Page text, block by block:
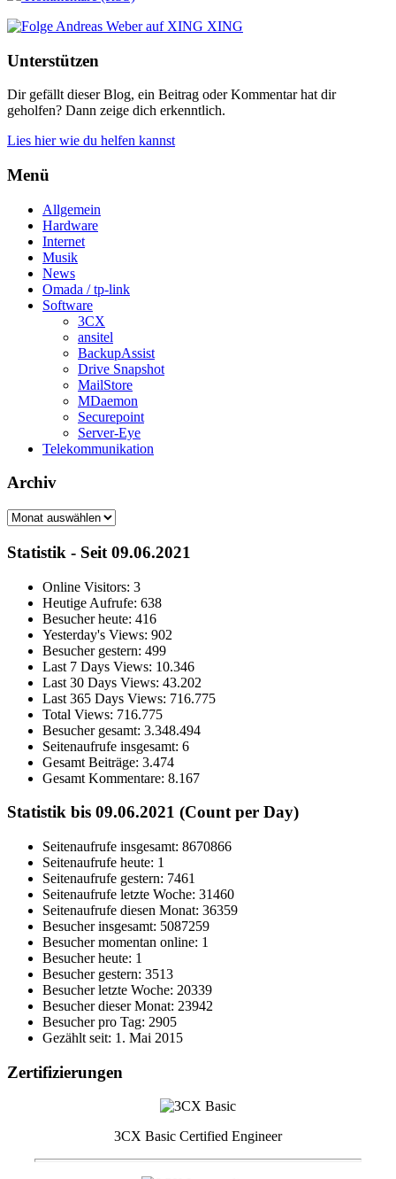
XING
Unterstützen
Dir gefällt dieser Blog, ein Beitrag oder Kommentar hat dir
geholfen? Dann zeige dich erkenntlich.
Lies hier wie du helfen kannst
Menü
Allgemein
Hardware
Internet
Musik
News
Omada / tp-link
Software
3CX
ansitel
BackupAssist
Drive Snapshot
MailStore
MDaemon
Securepoint
Server-Eye
Telekommunikation
Archiv
Archiv
Statistik - Seit 09.06.2021
Online Visitors: 3
Heutige Aufrufe: 638
Besucher heute: 416
Yesterday's Views: 902
Besucher gestern: 499
Last 7 Days Views: 10.346
Last 30 Days Views: 43.202
Last 365 Days Views: 716.775
Total Views: 716.775
Besucher gesamt: 3.348.494
Seitenaufrufe insgesamt: 6
Gesamt Beiträge: 3.474
Gesamt Kommentare: 8.167
Statistik bis 09.06.2021 (Count per Day)
Seitenaufrufe insgesamt: 8670866
Seitenaufrufe heute: 1
Seitenaufrufe gestern: 7461
Seitenaufrufe letzte Woche: 31460
Seitenaufrufe diesen Monat: 36359
Besucher insgesamt: 5087259
Besucher momentan online: 1
Besucher heute: 1
Besucher gestern: 3513
Besucher letzte Woche: 20339
Besucher dieser Monat: 23942
Besucher pro Tag: 2905
Gezählt seit: 1. Mai 2015
Zertifizierungen
3CX Basic Certified Engineer